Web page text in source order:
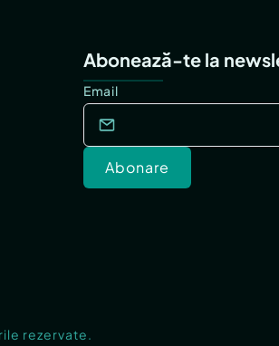
Abonează-te la
Email
Abonare
rezervate.